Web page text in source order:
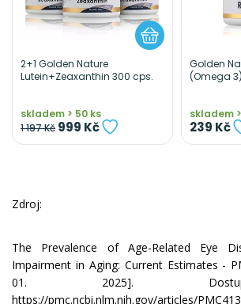
2+1 Golden Nature
Lutein+Zeaxanthin 300 cps.
skladem > 50 ks
1 197 Kč 999 Kč
Golden
(Omega
skladem
239 Kč
Zdroj:
The Prevalence of Age-Related Eye
Impairment in Aging: Current Estimates -
01. 2025].
https://pmc.ncbi.nlm.nih.gov/articles/